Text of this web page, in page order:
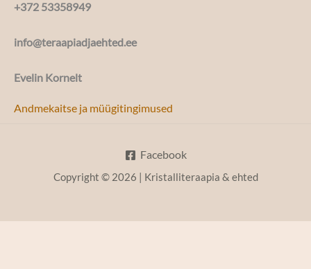
+372 53358949
info@teraapiadjaehted.ee
Evelin Kornelt
Andmekaitse ja müügitingimused
Facebook
Copyright © 2026 | Kristalliteraapia & ehted